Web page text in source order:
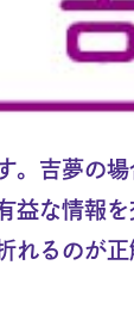
吉夢の
益な情報
れるのが正